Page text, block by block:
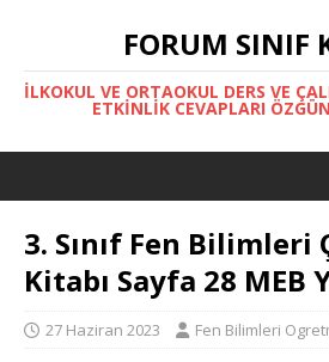
FORUM SINIF
İLKOKUL VE ORTAOKUL DERS VE
ETKINLIK CEVAPLARI
3. Sınıf Fen Bilimleri
Kitabı Sayfa 28 MEB
27 Haziran 2023 Fen Bilimleri